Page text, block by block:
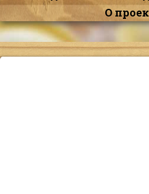
О